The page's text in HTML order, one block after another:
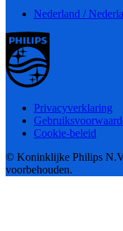
Nederland /
Privacyverklaring
Cookie-beleid
© Koninklijke Philips
voorbehouden.